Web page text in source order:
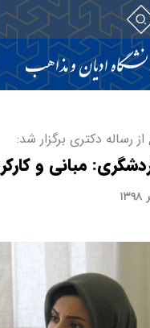
رساله دکتری برگزار شد:
مبانی و